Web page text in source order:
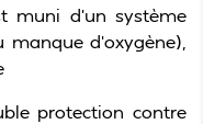
muni d’un système
d'oxygène),
protection contre